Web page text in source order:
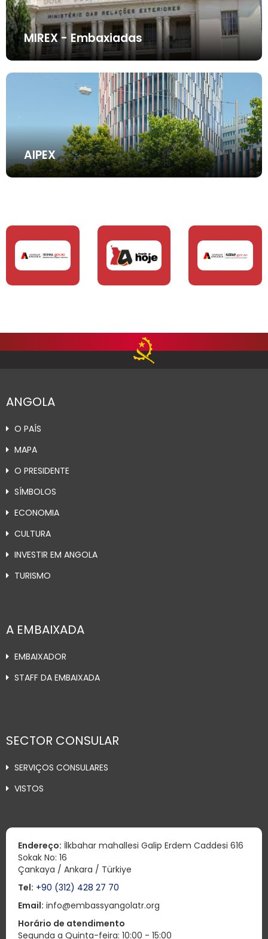
MIREX - Embaxiadas
AIPEX
ANGOLA
O PAÍS
MAPA
O PRESIDENTE
SÍMBOLOS
ECONOMIA
CULTURA
INVESTIR EM ANGOLA
TURISMO
A EMBAIXADA
EMBAIXADOR
STAFF DA EMBAIXADA
SECTOR CONSULAR
SERVIÇOS CONSULARES
VISTOS
Endereço: İlkbahar mahallesi Galip Erdem Caddesi 616
Sokak No: 16
Çankaya / Ankara / Türkiye
Tel: +90 (312) 428 27 70
Email: info@embassyangolatr.org
Horário de atendimento
Segunda a Quinta-feira: 10:00 - 15:00